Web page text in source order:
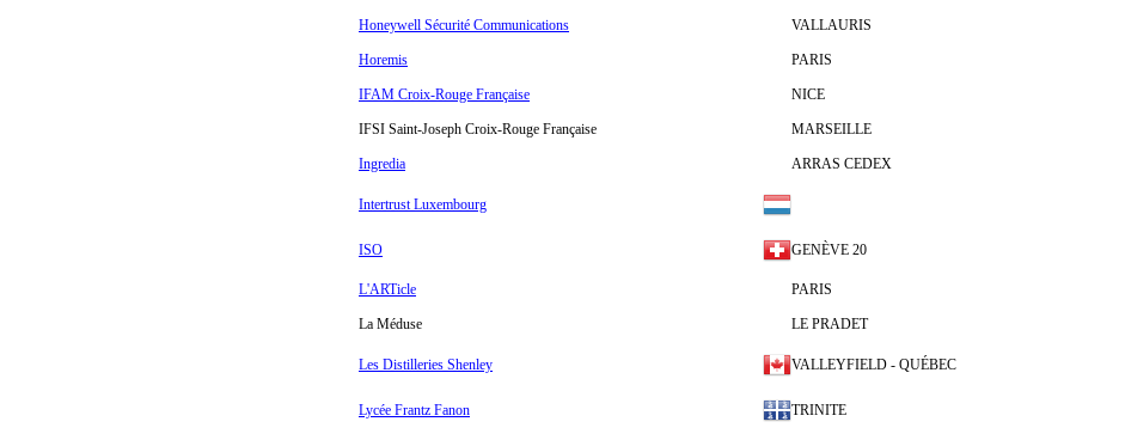
Honeywell Sécurité Communications VALLAURIS
Horemis PARIS
IFAM Croix-Rouge Française NICE
IFSI Saint-Joseph Croix-Rouge Française MARSEILLE
Ingredia ARRAS CEDEX
Intertrust Luxembourg
ISO GENÈVE 20
L'ARTicle PARIS
La Méduse LE PRADET
Les Distilleries Shenley VALLEYFIELD - QUÉBEC
Lycée Frantz Fanon TRINITE